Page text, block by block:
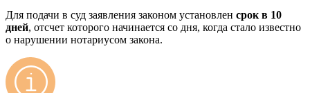
Для подачи в суд заявления законом установлен срок в 10
дней, отсчет которого начинается со дня, когда стало известно
о нарушении нотариусом закона.